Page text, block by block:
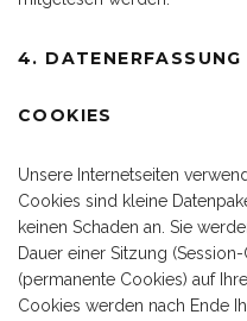
4.
COOKIES
Unsere Internetseiten
Cookies sind kleine
keinen Schaden an. Sie
Dauer einer Sitzung
(permanente Cookies) auf
Cookies werden nach Ende